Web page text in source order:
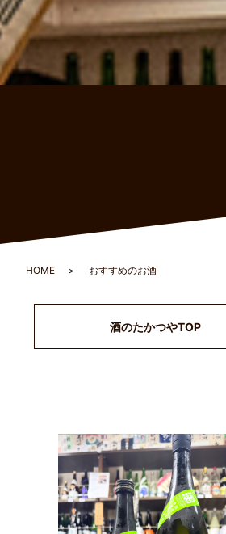
HOME おすすめのお酒
酒のたかつやTOP